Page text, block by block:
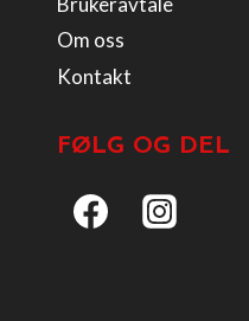
Om oss
Kontakt
FØLG OG DEL